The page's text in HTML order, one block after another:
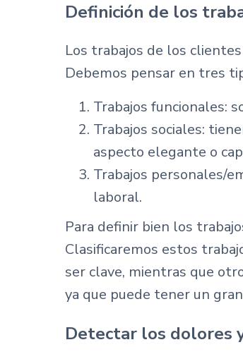
Definición de los
Los trabajos de los
Debemos pensar en tres
Trabajos funcionales:
Trabajos sociales:
aspecto elegante o
Trabajos personales/
laboral.
Para definir bien los
Clasificaremos estos
ser clave, mientras que
ya que puede tener un
Detectar los dolores